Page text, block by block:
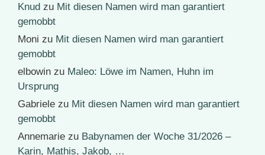
Knud zu Mit diesen Namen wird man garantiert
gemobbt
Moni zu Mit diesen Namen wird man garantiert
gemobbt
elbowin zu Maleo: Löwe im Namen, Huhn im
Ursprung
Gabriele zu Mit diesen Namen wird man garantiert
gemobbt
Annemarie zu Babynamen der Woche 31/2026 –
Karin, Mathis, Jakob, …